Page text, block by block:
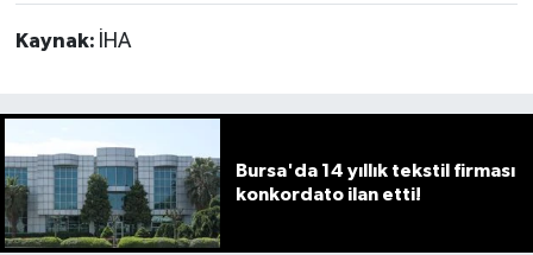
Kaynak: İHA
Bursa'da 14 yıllık tekstil firması
konkordato ilan etti!